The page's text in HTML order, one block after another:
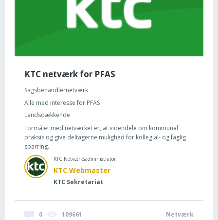
KTC netværk for PFAS
Sagsbehandlernetværk
Alle med interesse for PFAS
Landsdækkende
Formålet med netværket er, at videndele om kommunal
praksis og give deltagerne mulighed for kollegial- og faglig
sparring.
KTC Netværksadministrator
KTC Webmaster
KTC Sekretariat
0 109661 Netværk